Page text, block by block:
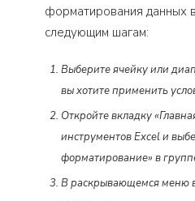
форматирования данных
следующим шагам:
Выберите ячейку или
вы хотите применить
Откройте вкладку
инструментов Excel и
форматирование» в
В раскрывающемся меню